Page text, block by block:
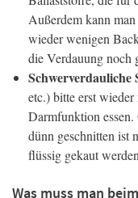
Außerdem kann
wieder wenigen
die Verdauung noch
Schwerverdauliche
etc.) bitte erst wieder
Darmfunktion
dünn geschnitten ist
flüssig gekaut
Was muss man